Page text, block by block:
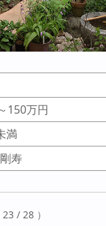
150万円
満
寿
23 / 28 ）